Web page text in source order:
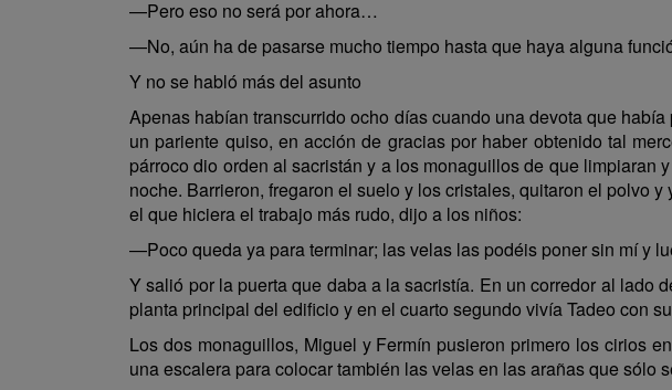
—Pero eso no será por ahora…
—No, aún ha de pasarse mucho tiempo hasta que haya alguna
Y no se habló más del asunto
Apenas habían transcurrido ocho días cuando una devota que
un pariente quiso, en acción de gracias por haber obtenido tal
párroco dio orden al sacristán y a los monaguillos de que
noche. Barrieron, fregaron el suelo y los cristales, quitaron el polvo
el que hiciera el trabajo más rudo, dijo a los niños:
—Poco queda ya para terminar; las velas las podéis poner sin mí y
Y salió por la puerta que daba a la sacristía. En un corredor al lado
planta principal del edificio y en el cuarto segundo vivía Tadeo con
Los dos monaguillos, Miguel y Fermín pusieron primero los cirios
una escalera para colocar también las velas en las arañas que sólo